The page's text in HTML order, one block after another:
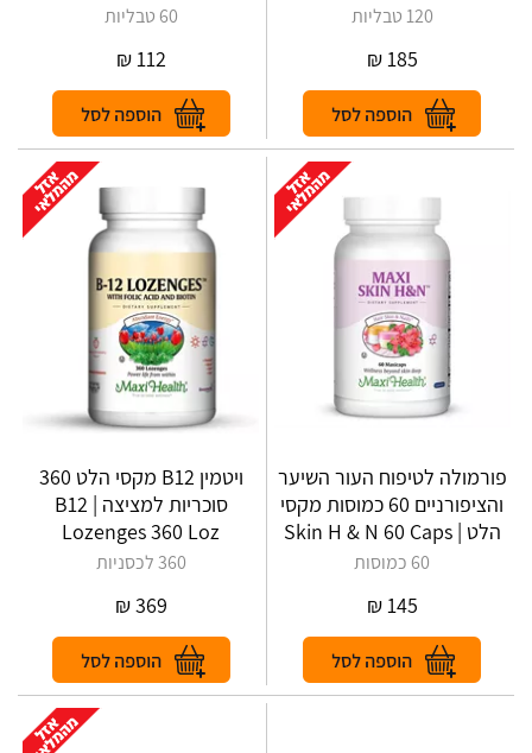
120 טבליות
185
₪
60 טבליות
112
₪
פורמולה לטיפוח העור השיער
והציפורניים 60 כמוסות מקסי
הלט | Skin H & N 60 Caps
60 כמוסות
145
₪
ויטמין B12 מקסי הלט 360
סוכריות למציצה | B12
Lozenges 360 Loz
360 לכסניות
369
₪